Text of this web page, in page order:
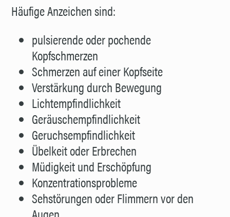
Häufige Anzeichen sind:
pulsierende oder pochende
Kopfschmerzen
Schmerzen auf einer Kopfseite
Verstärkung durch Bewegung
Lichtempfindlichkeit
Geräuschempfindlichkeit
Geruchsempfindlichkeit
Übelkeit oder Erbrechen
Müdigkeit und Erschöpfung
Konzentrationsprobleme
Sehstörungen oder Flimmern vor den